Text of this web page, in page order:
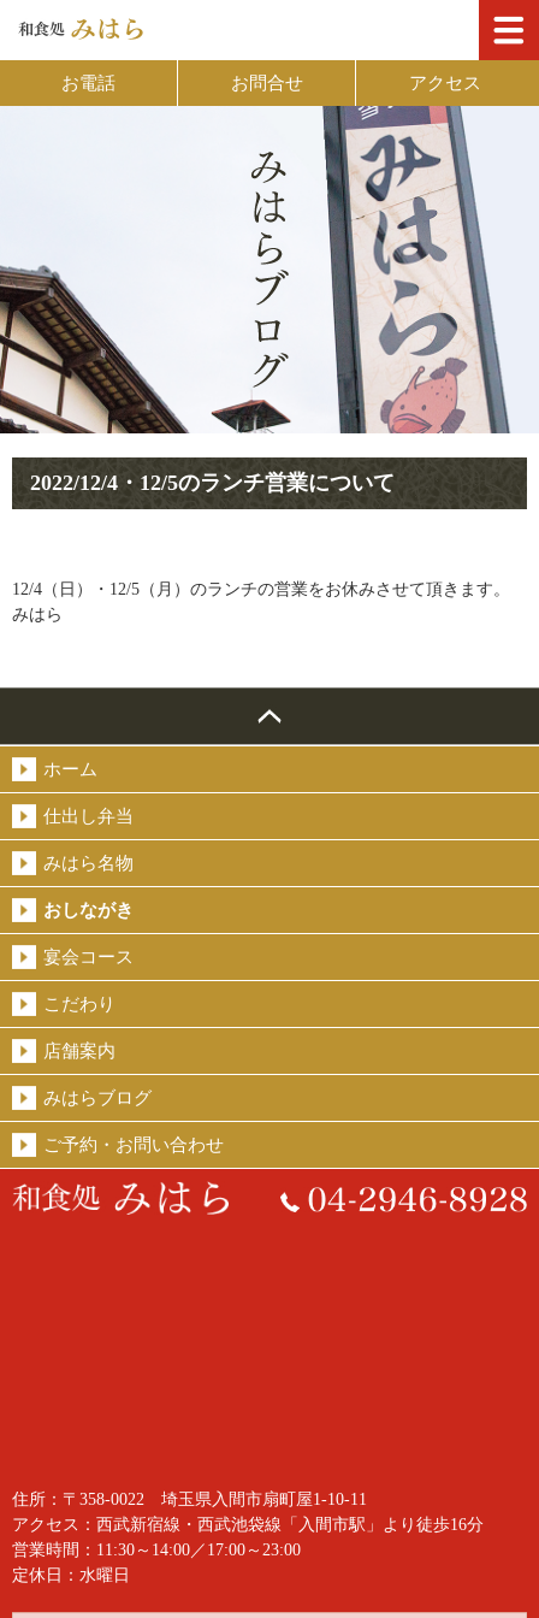
お電話 お問合せ アクセス
2022/12/4・12/5のランチ営業について
12/4（日）・12/5（月）のランチの営業をお休みさせて頂きます。
みはら
ホーム
仕出し弁当
みはら名物
おしながき
宴会コース
こだわり
店舗案内
みはらブログ
ご予約・お問い合わせ
住所：〒358-0022 埼玉県入間市扇町屋1-10-11
アクセス：西武新宿線・西武池袋線「入間市駅」より徒歩16分
営業時間：11:30～14:00／17:00～23:00
定休日：水曜日